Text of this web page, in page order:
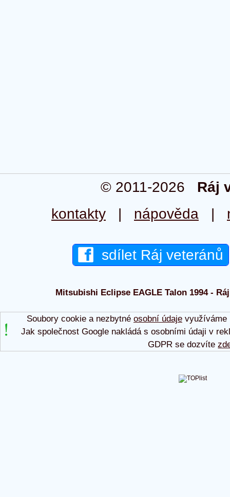
© 2011-2026 Ráj
kontakty | nápověda |
sdílet Ráj veteránů
Mitsubishi Eclipse EAGLE Talon 1994 -
Soubory cookie a nezbytné osobní údajevyužíváme
Jak společnost Google nakládá s osobními údaji v
GDPR se dozvíte